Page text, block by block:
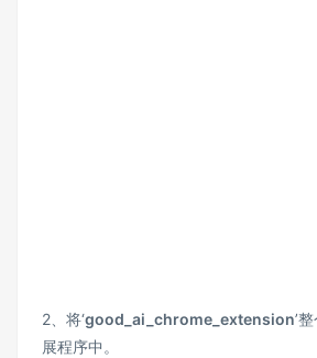
2、将‘good_ai_chrome_extension’
展程序中。